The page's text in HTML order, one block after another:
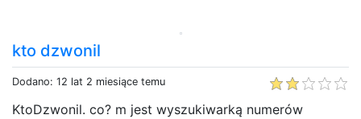
kto dzwonil
Dodano: 12 lat 2 miesiące temu
KtoDzwonil. co? m jest wyszukiwarką numerów